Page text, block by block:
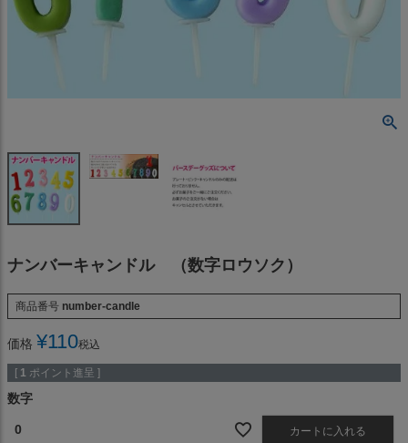
ナンバーキャンドル （数字ロウソク）
商品番号 number-candle
価格 ¥110税込
[ 1 ポイント進呈 ]
数字
0 カートに入れる